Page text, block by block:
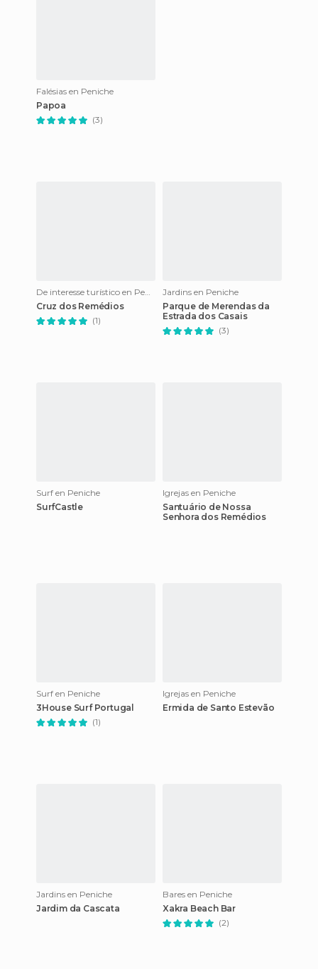
Falésias en Peniche
Papoa
(3)
De interesse turístico en Peniche
Cruz dos Remédios
(1)
Jardins en Peniche
Parque de Merendas da
Estrada dos Casais
(3)
Surf en Peniche
SurfCastle
Igrejas en Peniche
Santuário de Nossa
Senhora dos Remédios
Surf en Peniche
3House Surf Portugal
(1)
Igrejas en Peniche
Ermida de Santo Estevão
Jardins en Peniche
Jardim da Cascata
Bares en Peniche
Xakra Beach Bar
(2)